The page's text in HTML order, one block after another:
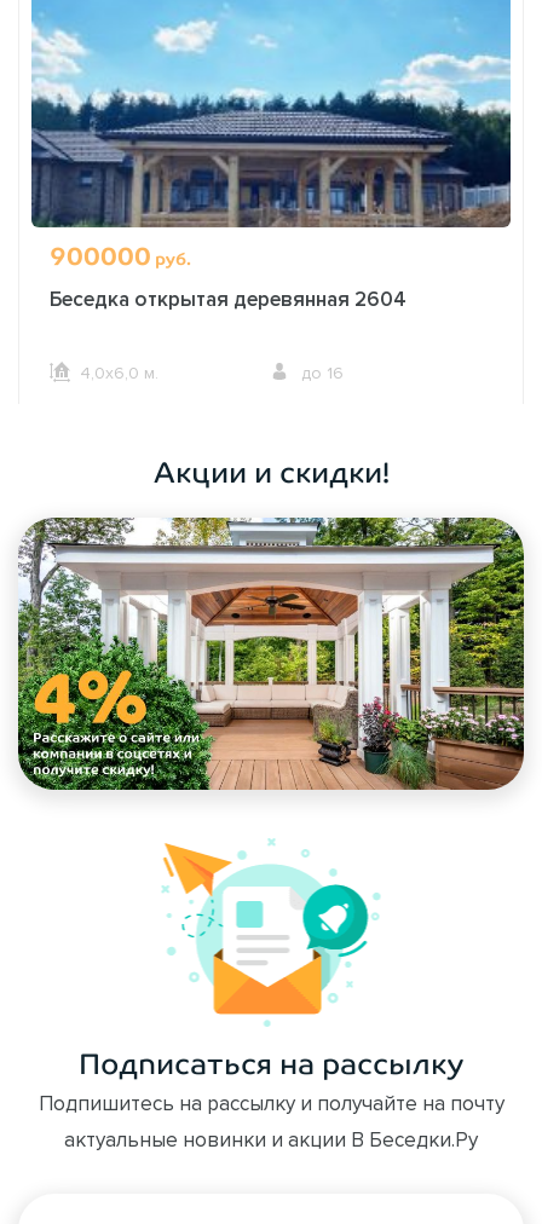
900000 руб.
Беседка открытая деревянная 2604
4,0х6,0 м. до 16
Акции и скидки!
Подписаться на рассылку
Подпишитесь на рассылку и получайте на почту
актуальные новинки и акции В Беседки.Ру